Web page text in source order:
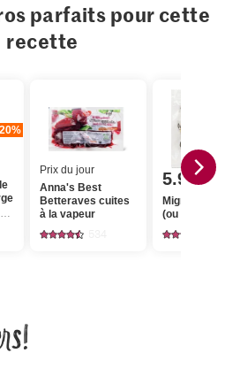
parfaits pour cette
recette
20%
Offre valable du 6.8 au 12.8.2026, jusqu’à
Prix du jour
Anna's Best
Betteraves cuites
à la vapeur
5.95
Migros
(ou trévise)